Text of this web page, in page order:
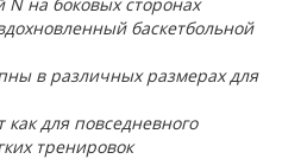
баскетбольной
в различных размерах для
для повседневного
тренировок